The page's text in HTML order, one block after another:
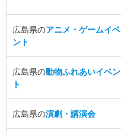
広島県のアニメ・ゲームイベ
ント
広島県の動物ふれあいイベン
ト
広島県の演劇・講演会